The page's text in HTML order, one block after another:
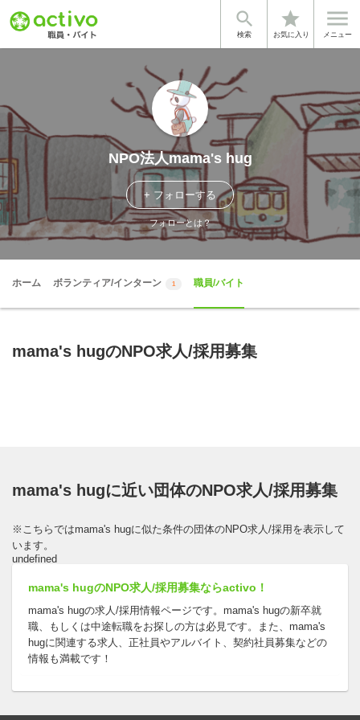

検索
star
お気に入り

メニュー
NPO法人mama's hug
+ フォローする
フォローとは？
ホーム ボランティア/インターン 1 職員/バイト
mama's hugのNPO求人/採用募集
mama's hugに近い団体のNPO求人/採用募集
※こちらではmama's hugに似た条件の団体のNPO求人/採用を表示して
います。
undefined
mama's hugのNPO求人/採用募集ならactivo！
mama's hugの求人/採用情報ページです。mama's hugの新卒就
職、もしくは中途転職をお探しの方は必見です。また、mama's
hugに関連する求人、正社員やアルバイト、契約社員募集などの
情報も満載です！